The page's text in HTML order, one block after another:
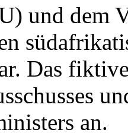
und dem
Das
an.